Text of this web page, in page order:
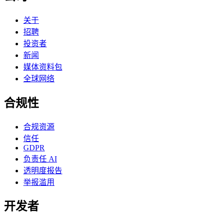
关于
招聘
投资者
新闻
媒体资料包
全球网络
合规性
合规资源
信任
GDPR
负责任 AI
透明度报告
举报滥用
开发者